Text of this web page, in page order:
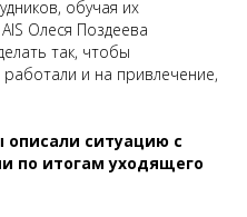
обучая их
Олеся Поздеева
так, чтобы
и на привлечение,
описали ситуацию с
по итогам уходящего